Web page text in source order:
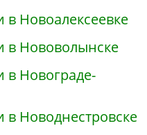
в Новоалексеевке
в Нововолынске
в Новограде-
в Новоднестровске